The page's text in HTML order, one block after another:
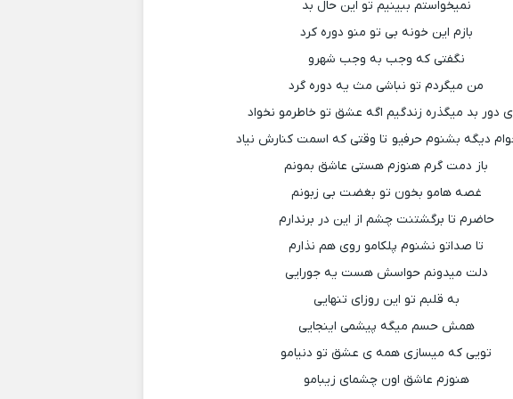
نمیخواستم ببینیم تو این حال بد
بازم این خونه بی تو منو دوره کرد
نگفتی که وجب به وجب شهرو
من میگردم تو نباشی مث یه دوره گرد
دور بد میگذره زندگیم اگه عشق تو خاطرمو نخواد
دیگه بشنوم حرفیو تا وقتی که اسمت کنارش نیاد
باز دمت گرم هنوزم هستی عاشق بمونم
غصه هامو بخون تو بغضت بی زبونم
حاضرم تا برگشتنت چشم از این در برندارم
تا صداتو نشنوم پلکامو روی هم نذارم
دلت میدونم حواسش هست یه جورایی
به قلبم تو این روزای تنهایی
همش حسم میگه پیشمی اینجایی
تویی که میسازی همه ی عشق تو دنیامو
هنوزم عاشق اون چشمای زیبامو